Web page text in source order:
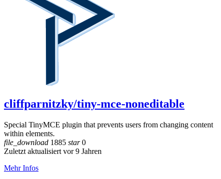
cliffparnitzky/tiny-mce-noneditable
Special TinyMCE plugin that prevents users from changing content
within elements.
file_download 1885 star0
Zuletzt aktualisiert vor 9 Jahren
Mehr Infos